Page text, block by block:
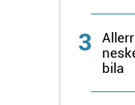
3
bila